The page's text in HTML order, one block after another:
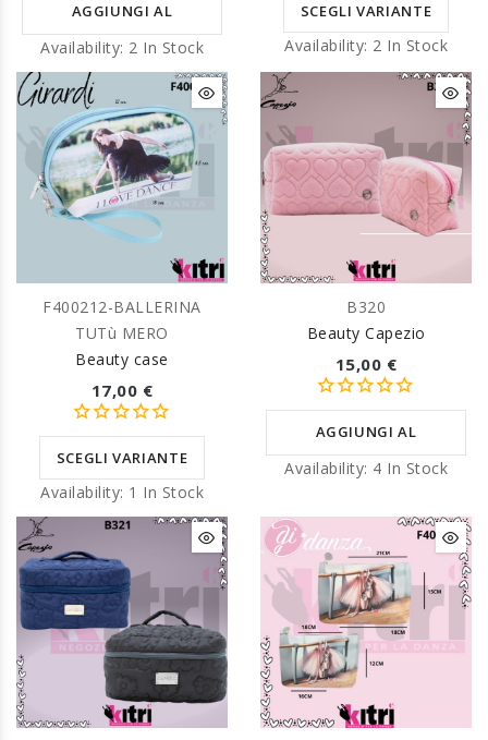
AGGIUNGI AL
CARRELLO
Availability: 2 In Stock
SCEGLI VARIANTE
Availability: 2 In Stock
F400212-BALLERINA
TUTù MERO
Beauty case
17,00 €
SCEGLI VARIANTE
Availability: 1 In Stock
B320
Beauty Capezio
15,00 €
AGGIUNGI AL
CARRELLO
Availability: 4 In Stock